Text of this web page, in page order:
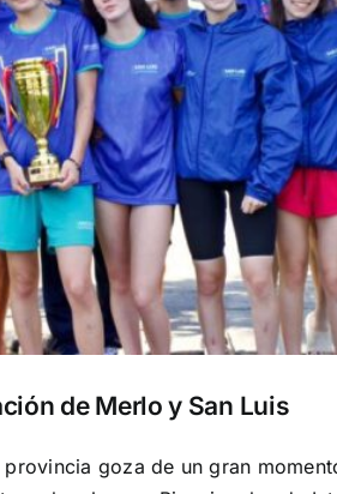
de Merlo y San Luis
goza de un gran